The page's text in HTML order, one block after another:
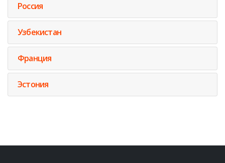
Россия
Узбекистан
Франция
Эстония